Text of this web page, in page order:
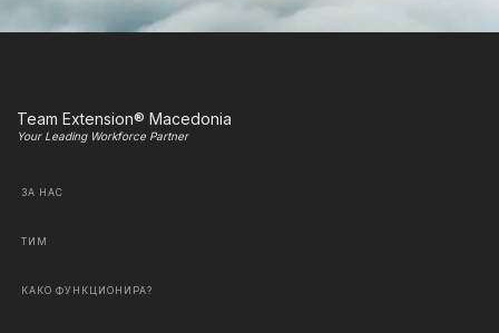
Team Extension® Macedonia
Your Leading Workforce Partner
ЗА НАС
ТИМ
КАКО ФУНКЦИОНИРА?